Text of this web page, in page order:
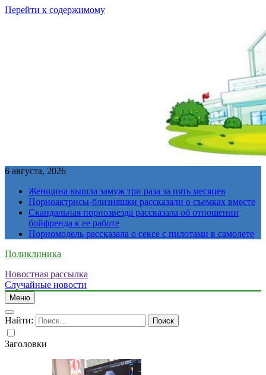
Перейти к содержимому
6 августа, 2026
Женщина вышла замуж три раза за пять месяцев
Порноактрисы-близняшки рассказали о съемках вместе
Скандальная порнозвезда рассказала об отношении
бойфренда к ее работе
Порномодель рассказала о сексе с пилотами в самолете
Поликлиника
Новостная рассылка
Случайные новости
Меню
Найти:
Заголовки